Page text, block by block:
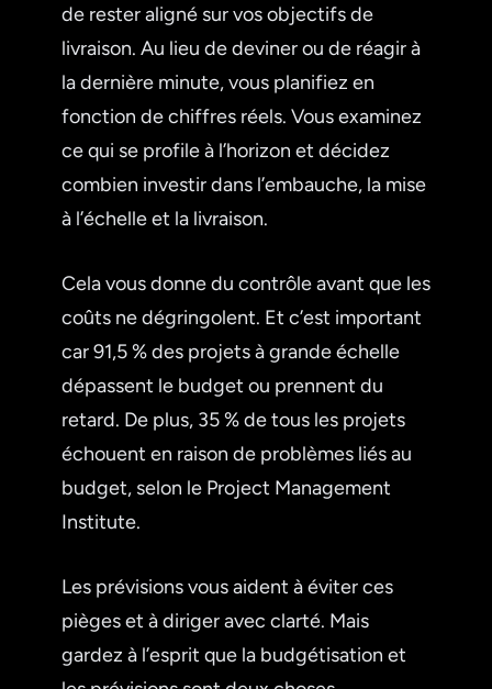
de rester aligné sur vos objectifs de
livraison. Au lieu de deviner ou de réagir à
la dernière minute, vous planifiez en
fonction de chiffres réels. Vous examinez
ce qui se profile à l’horizon et décidez
combien investir dans l’embauche, la mise
à l’échelle et la livraison.
Cela vous donne du contrôle avant que les
coûts ne dégringolent. Et c’est important
car 91,5 % des projets à grande échelle
dépassent le budget ou prennent du
retard. De plus, 35 % de tous les projets
échouent en raison de problèmes liés au
budget, selon le Project Management
Institute.
Les prévisions vous aident à éviter ces
pièges et à diriger avec clarté. Mais
gardez à l’esprit que la budgétisation et